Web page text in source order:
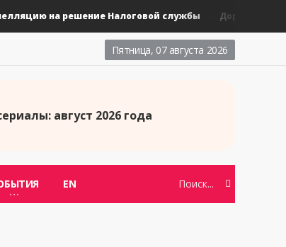
на решение Налоговой службы Дорамы
Пятница, 07 августа 2026
август 2026 года
EN